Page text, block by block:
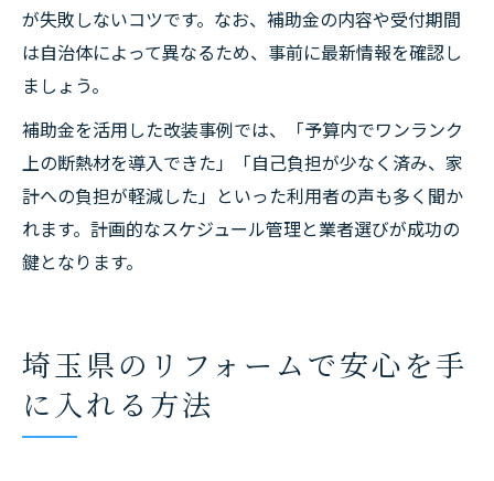
が失敗しないコツです。なお、補助金の内容や受付期間
は自治体によって異なるため、事前に最新情報を確認し
ましょう。
補助金を活用した改装事例では、「予算内でワンランク
上の断熱材を導入できた」「自己負担が少なく済み、家
計への負担が軽減した」といった利用者の声も多く聞か
れます。計画的なスケジュール管理と業者選びが成功の
鍵となります。
埼玉県のリフォームで安心を手
に入れる方法